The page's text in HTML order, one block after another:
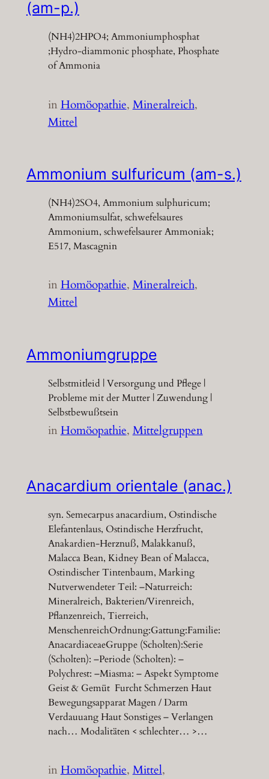
(am-p.)
(NH4)2HPO4; Ammoniumphosphat
;Hydro-diammonic phosphate, Phosphate
of Ammonia
inHomöopathie, Mineralreich
Mittel
Ammonium sulfuricum (am-s.)
(NH4)2SO4, Ammonium sulphuricum;
Ammoniumsulfat, schwefelsaures
Ammonium, schwefelsaurer Ammoniak;
E517, Mascagnin
inHomöopathie, Mineralreich
Mittel
Ammoniumgruppe
Selbstmitleid | Versorgung und Pflege |
Probleme mit der Mutter | Zuwendung |
Selbstbewußtsein
inHomöopathie, Mittelgruppen
Anacardium orientale (anac.)
syn. Semecarpus anacardium, Ostindische
Elefantenlaus, Ostindische Herzfrucht,
Anakardien-Herznuß, Malakkanuß,
Malacca Bean, Kidney Bean of Malacca,
Ostindischer Tintenbaum, Marking
Nutverwendeter Teil: –Naturreich:
Mineralreich, Bakterien/Virenreich,
Pflanzenreich, Tierreich,
MenschenreichOrdnung:Gattung:Familie:
AnacardiaceaeGruppe (Scholten):Serie
(Scholten): –Periode (Scholten): –
Polychrest: –Miasma: – Aspekt Symptome
Geist & Gemüt Furcht Schmerzen Haut
Bewegungsapparat Magen / Darm
Verdauuang Haut Sonstiges – Verlangen
nach… Modalitäten < schlechter… >…
inHomöopathie, Mittel